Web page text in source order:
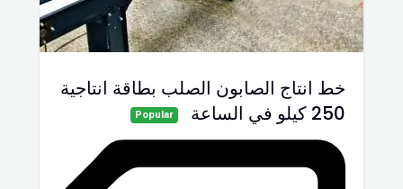
خط انتاج الصابون الصلب بطاقة انتاجية
250 كيلو في الساعة
Popular